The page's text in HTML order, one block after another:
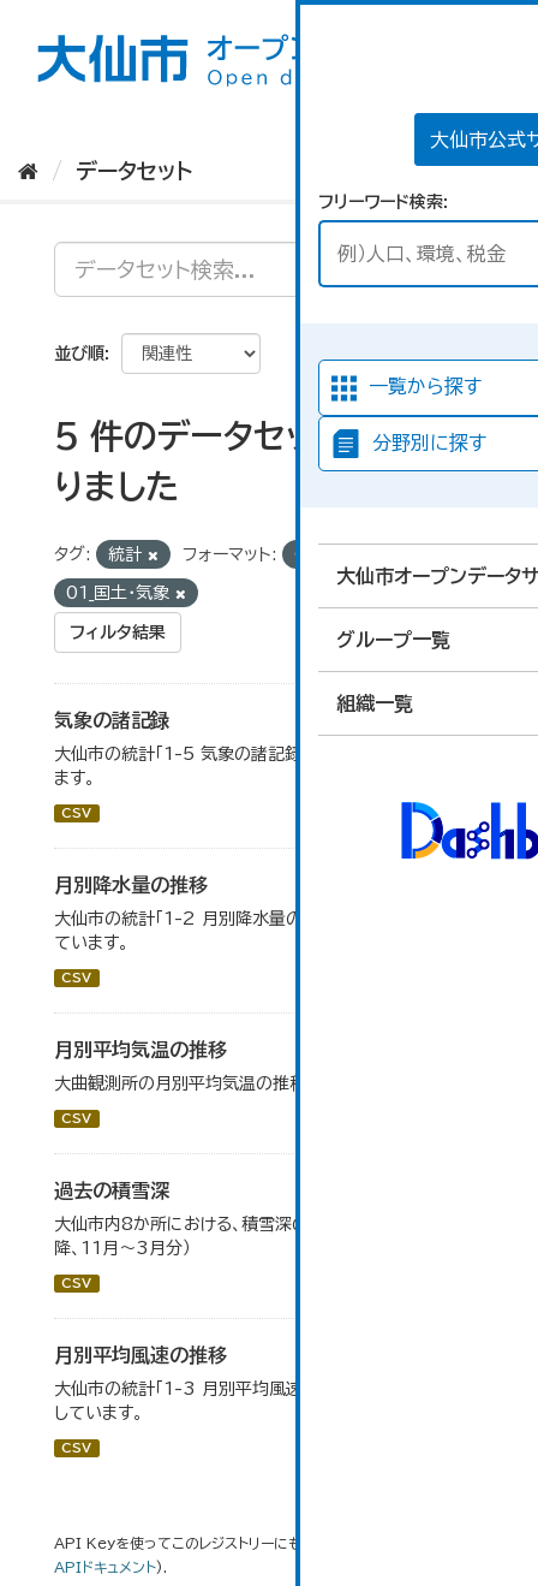
大仙市公式
フリーワード検索
一覧から探す
分野別に探す
大仙市オープンデータ
グループ一覧
組織一覧
データセット
並び順
5 件のデータセットが見つか
りました
タグ: 統計 フォーマット: CSV
01_国土・気象
フィルタ結果
気象の諸記録
大仙市の統計「1-5 気象の諸記録」のデータを参照してい
ます。
CSV
月別降水量の推移
大仙市の統計「1-2 月別降水量の推移」のデータを参照し
ています。
CSV
月別平均気温の推移
大曲観測所の月別平均気温の推移一覧です。
CSV
過去の積雪深
大仙市内8か所における、積雪深の一覧（平成17年度以
降、11月～3月分）
CSV
月別平均風速の推移
大仙市の統計「1-3 月別平均風速の推移」のデータを参照
しています。
CSV
API Keyを使ってこのレジストリーにもアクセス可能です
APIドキュメント).